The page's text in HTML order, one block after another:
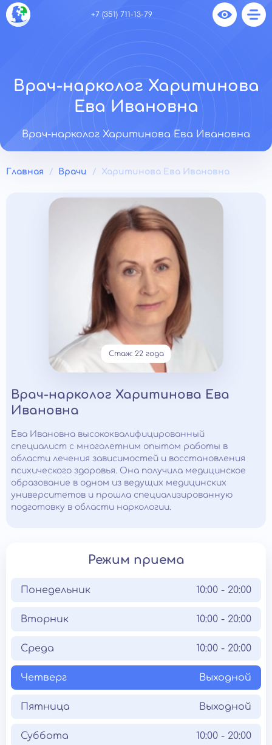
+7 (351) 711-13-79
Врач-нарколог Харитинова
Ева Ивановна
Врач-нарколог Харитинова Ева Ивановна
Главная Врачи Харитинова Ева Ивановна
Стаж: 22 года
Врач-нарколог Харитинова Ева
Ивановна
Ева Ивановна высококвалифицированный
специалист с многолетним опытом работы в
области лечения зависимостей и восстановления
психического здоровья. Она получила медицинское
образование в одном из ведущих медицинских
университетов и прошла специализированную
подготовку в области наркологии.
Режим приема
Понедельник 10:00 - 20:00
Вторник 10:00 - 20:00
Среда 10:00 - 20:00
Четверг Выходной
Пятница Выходной
Суббота 10:00 - 20:00